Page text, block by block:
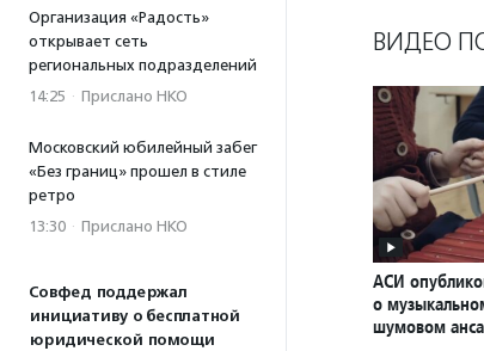
Организация «Радость»
открывает сеть
региональных подразделений
14:25 · Прислано НКО
Московский юбилейный забег
«Без границ» прошел в стиле
ретро
13:30 · Прислано НКО
Совфед поддержал
инициативу о бесплатной
юридической помощи
ВИДЕО
АСИ
о
шумовом